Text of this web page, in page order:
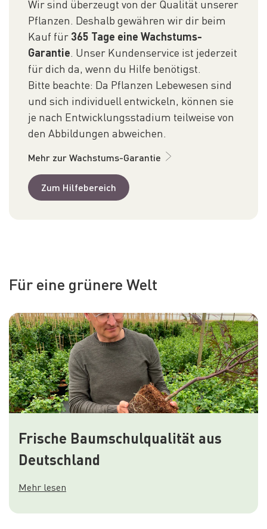
Wir sind überzeugt von der Qualität unserer
Pflanzen. Deshalb gewähren wir dir beim
Kauf für 365 Tage eine Wachstums-
Garantie. Unser Kundenservice ist jederzeit
für dich da, wenn du Hilfe benötigst.
Bitte beachte: Da Pflanzen Lebewesen sind
und sich individuell entwickeln, können sie
je nach Entwicklungsstadium teilweise von
den Abbildungen abweichen.
Mehr zur Wachstums-Garantie
Zum Hilfebereich
Für eine grünere Welt
Frische Baumschulqualität aus
Deutschland
Mehr lesen